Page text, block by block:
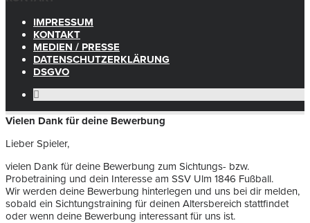
IMPRESSUM
KONTAKT
MEDIEN / PRESSE
DATENSCHUTZERKLÄRUNG
DSGVO
Vielen Dank für deine Bewerbung
Lieber Spieler,
vielen Dank für deine Bewerbung zum Sichtungs- bzw.
Probetraining und dein Interesse am SSV Ulm 1846 Fußball.
Wir werden deine Bewerbung hinterlegen und uns bei dir melden,
sobald ein Sichtungstraining für deinen Altersbereich stattfindet
oder wenn deine Bewerbung interessant für uns ist.